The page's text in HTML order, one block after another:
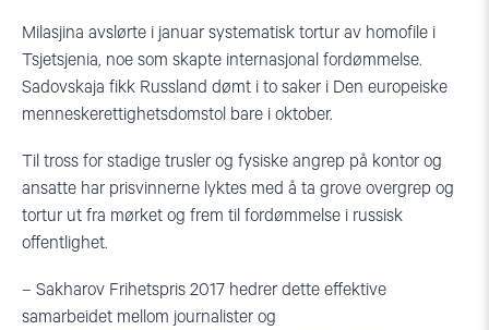
Milasjina avslørte i januar systematisk tortur av homofile i
Tsjetsjenia, noe som skapte internasjonal fordømmelse.
Sadovskaja fikk Russland dømt i to saker i Den europeiske
menneskerettighetsdomstol bare i oktober.
Til tross for stadige trusler og fysiske angrep på kontor og
ansatte har prisvinnerne lyktes med å ta grove overgrep og
tortur ut fra mørket og frem til fordømmelse i russisk
offentlighet.
– Sakharov Frihetspris 2017 hedrer dette effektive
samarbeidet mellom journalister og